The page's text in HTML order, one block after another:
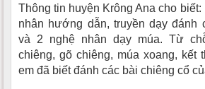
Thông tin huyện Krông Ana cho
nhân hướng dẫn, truyền dạy đánh
và 2 nghệ nhân dạy múa. Từ
chiêng, gõ chiêng, múa xoang, kết
em đã biết đánh các bài chiêng cổ